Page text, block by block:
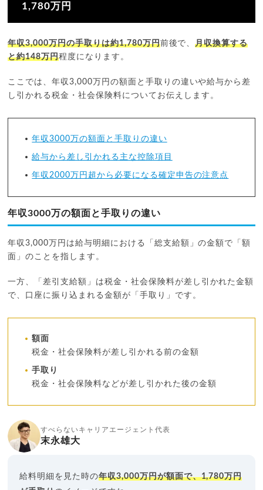
1,780万円
年収3,000万円の手取りは約1,780万円前後で、月収換算する
と約148万円程度になります。
ここでは、年収3,000万円の額面と手取りの違いや給与から差
し引かれる税金・社会保険料についてお伝えします。
年収3000万の額面と手取りの違い
給与から差し引かれる主な控除項目
年収2000万円超から必要になる確定申告の注意点
年収3000万の額面と手取りの違い
年収3,000万円は給与明細における「総支給額」の金額で「額
面」のことを指します。
一方、「差引支給額」は税金・社会保険料が差し引かれた金額
で、口座に振り込まれる金額が「手取り」です。
額面
税金・社会保険料が差し引かれる前の金額
手取り
税金・社会保険料などが差し引かれた後の金額
すべらないキャリアエージェント代表
末永雄大
給料明細を見た時の年収3,000万円が額面で、1,780万円